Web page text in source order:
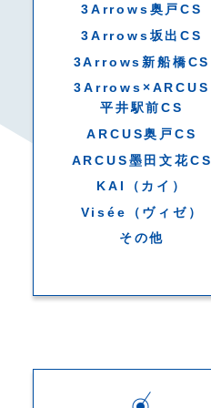
3Arrows奥戸CS
3Arrows坂出CS
3Arrows新船橋CS
3Arrows×ARCUS
平井駅前CS
ARCUS奥戸CS
ARCUS墨田文花CS
KAI（カイ）
Visée（ヴィゼ）
その他